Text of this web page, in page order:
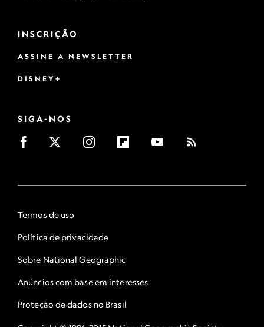
INSCRIÇÃO
ASSINE A NEWSLETTER
DISNEY+
SIGA-NOS
Termos de uso
Política de privacidade
Sobre National Geographic
Anúncios com base em interesses
Proteção de dados no Brasil